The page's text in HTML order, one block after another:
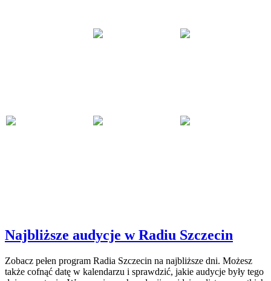
Najbliższe audycje w Radiu Szczecin
Zobacz pełen program Radia Szczecin na najbliższe dni. Możesz
także cofnąć datę w kalendarzu i sprawdzić, jakie audycje były tego